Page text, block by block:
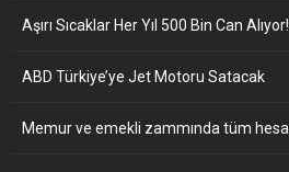
Aşırı Sıcaklar Her Yıl 500 Bin Can Alıyor!
ABD Türkiye’ye Jet Motoru Satacak
Memur ve emekli zammında tüm